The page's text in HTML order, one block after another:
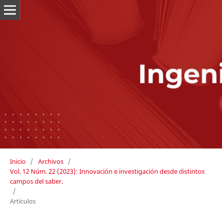
Inicio / Archivos /
Vol. 12 Núm. 22 (2023): Innovación e investigación desde distintos
campos del saber.
/
Artículos